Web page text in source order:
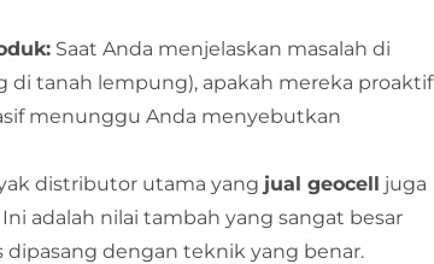
Saat Anda menjelaskan masalah di
di tanah lempung), apakah mereka proaktif
menunggu Anda menyebutkan
distributor utama yang jual geocell juga
adalah nilai tambah yang sangat besar
dengan teknik yang benar.